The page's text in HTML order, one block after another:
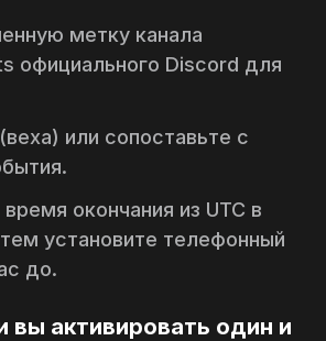
метку канала
официального Discord для
или сопоставьте с
окончания из UTC в
установите телефонный
до.
вы активировать один и